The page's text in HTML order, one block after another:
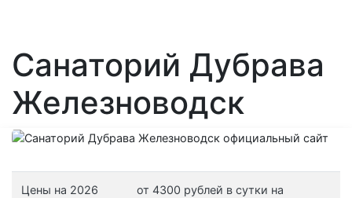
Санаторий Дубрава
Железноводск
Цены на 2026
от 4300 рублей в сутки на